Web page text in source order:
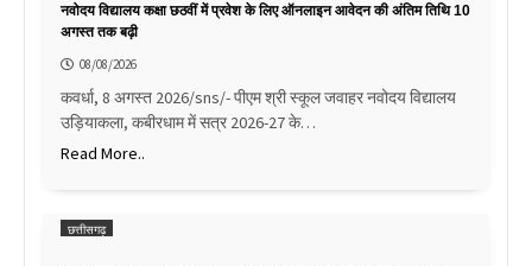
नवोदय विद्यालय कक्षा छठवीं में प्रवेश के लिए ऑनलाइन आवेदन की अंतिम तिथि 10
अगस्त तक बढ़ी
08/08/2026
कवर्धा, 8 अगस्त 2026/sns/- पीएम श्री स्कूल जवाहर नवोदय विद्यालय
उड़ियाकला, कबीरधाम में सत्र 2026-27 के…
Read More..
छत्तीसगढ़